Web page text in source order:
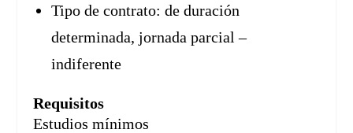
Tipo de contrato: de duración
determinada, jornada parcial –
indiferente
Requisitos
Estudios mínimos